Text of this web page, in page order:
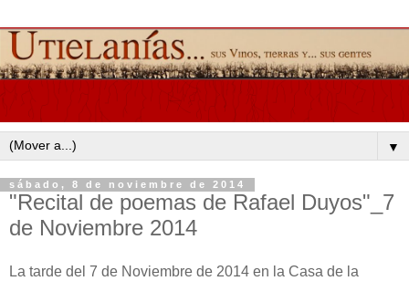
▼
sábado, 8 de noviembre de 2014
"Recital de poemas de Rafael Duyos"_7
de Noviembre 2014
La tarde del 7 de Noviembre de 2014 en la Casa de la